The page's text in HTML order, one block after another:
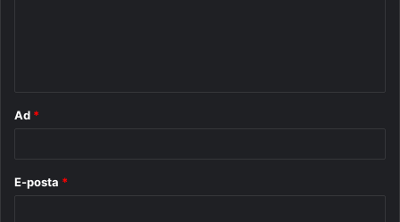
Ad *
E-posta *